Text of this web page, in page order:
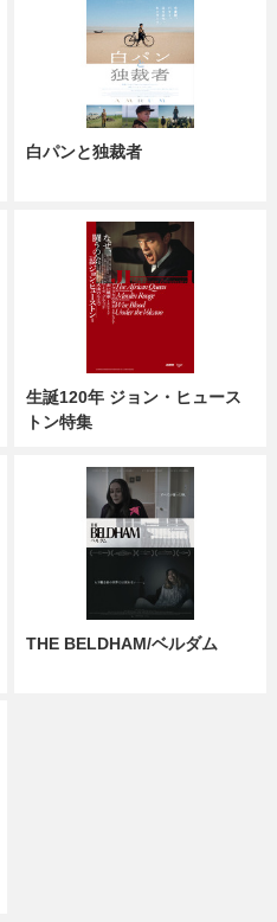
白パンと独裁者
生誕120年 ジョン・ヒュース
トン特集
THE BELDHAM/ベルダム